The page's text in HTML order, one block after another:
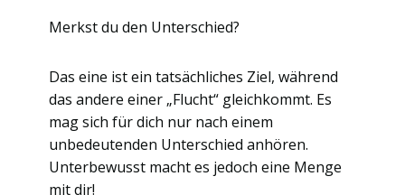
Merkst du den Unterschied?
Das eine ist ein tatsächliches Ziel, während
das andere einer „Flucht“ gleichkommt. Es
mag sich für dich nur nach einem
unbedeutenden Unterschied anhören.
Unterbewusst macht es jedoch eine Menge
mit dir!